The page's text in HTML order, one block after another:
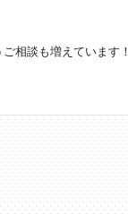
相談も増えています！